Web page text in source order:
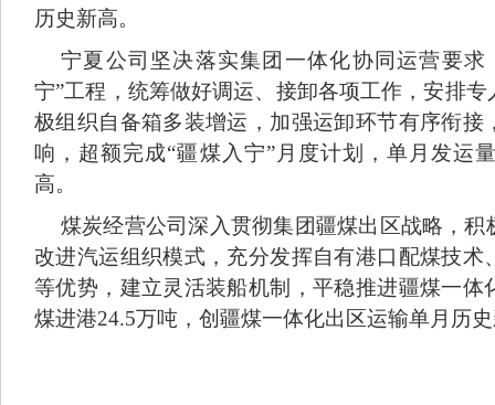
历史新高。
宁夏公司坚决落实集团一体化协同运营要求
宁”工程，统筹做好调运、接卸各项工作，安排
极组织自备箱多装增运，加强运卸环节有序衔接
响，超额完成“疆煤入宁”月度计划，单月发运
高。
煤炭经营公司深入贯彻集团疆煤出区战略，
改进汽运组织模式，充分发挥自有港口配煤技术
等优势，建立灵活装船机制，平稳推进疆煤一体
煤进港24.5万吨，创疆煤一体化出区运输单月历